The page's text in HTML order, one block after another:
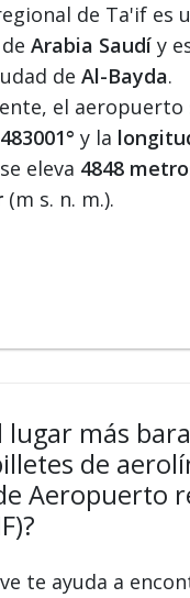
de Ta'if es
deArabia Saudí y
deAl-Bayda.
el aeropuerto
y la
eleva 4848
(m s. n. m.).
lugar más
de
Aeropuerto
te ayuda a